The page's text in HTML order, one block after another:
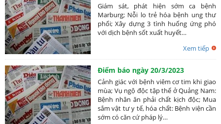
Giám sát, phát hiện sớm ca bệnh
Marburg; Nỗi lo trẻ hóa bệnh ung thư
phổi; Xây dựng 3 tình huống ứng phó
với dịch bệnh sốt xuất huyết…
Xem tiếp
Điểm báo ngày 20/3/2023
Cảnh giác với bệnh viêm cơ tim khi giao
mùa; Vụ ngộ độc tập thể ở Quảng Nam:
Bệnh nhân ăn phải chất kịch độc; Mua
sắm vật tư y tế, hóa chất: Bệnh viện cần
sớm có căn cứ pháp lý…